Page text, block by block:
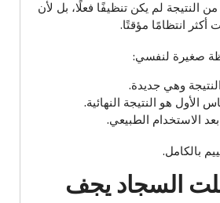
النتيجة لم يكن تنظيفًا فعلًا، بل لأن
انتظامًا مؤقتًا.
صغيرة لنفسي:
وهي جديدة.
الأول هو النتيجة النهائية.
الاستخدام الطبيعي.
بالكامل.
السجاد يجف